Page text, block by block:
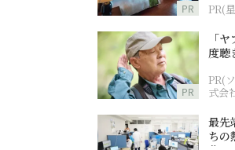
PR PR(
PR
「
度聴
ャ
PR(
式会
最先
ちの